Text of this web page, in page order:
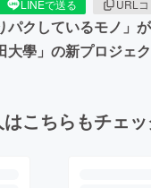
LINEで送る URL
クしているモノ」
學」の新プロジェ
こちらもチェ